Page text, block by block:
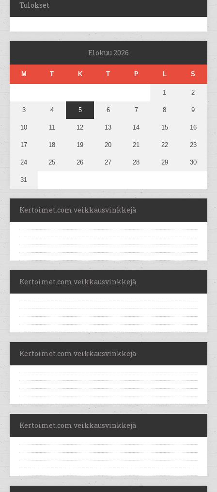
Tulokset
Elokuu 2026
M T K T P L S
1 2
3 4 5 6 7 8 9
10 11 12 13 14 15 16
17 18 19 20 21 22 23
24 25 26 27 28 29 30
31
Kertoimet.com veikkausvinkkejä
Kertoimet.com veikkausvinkkejä
Kertoimet.com veikkausvinkkejä
Kertoimet.com veikkausvinkkejä